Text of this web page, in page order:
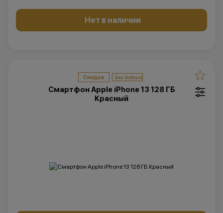
Нет в наличии
Скидка
Смартфон Apple iPhone 13 128 ГБ
Красный